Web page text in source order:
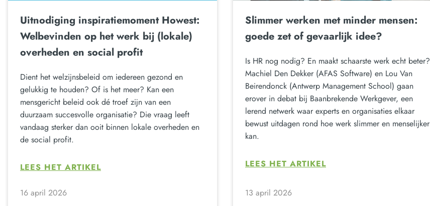
Uitnodiging inspiratiemoment Howest:
Welbevinden op het werk bij (lokale)
overheden en social profit
Dient het welzijnsbeleid om iedereen gezond en
gelukkig te houden? Of is het meer? Kan een
mensgericht beleid ook dé troef zijn van een
duurzaam succesvolle organisatie? Die vraag leeft
vandaag sterker dan ooit binnen lokale overheden en
de social profit.
LEES HET ARTIKEL
16 april 2026
Slimmer werken met minder mensen:
goede zet of gevaarlijk idee?
Is HR nog nodig? En maakt schaarste werk echt beter?
Machiel Den Dekker (AFAS Software) en Lou Van
Beirendonck (Antwerp Management School) gaan
erover in debat bij Baanbrekende Werkgever, een
lerend netwerk waar experts en organisaties elkaar
bewust uitdagen rond hoe werk slimmer en menselijker
kan.
LEES HET ARTIKEL
13 april 2026